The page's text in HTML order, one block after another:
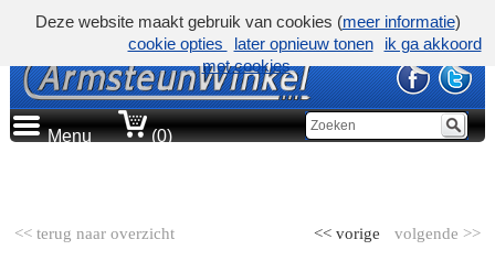
Menu (0)
<< terug naar overzicht volgende >>
<< vorige
Deze website maakt gebruik van cookies (meer informatie)
cookie opties
later opnieuw tonen
ik ga akkoord
met cookies